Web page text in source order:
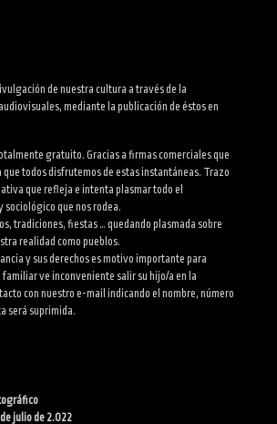
de nuestra cultura a través de la
mediante la publicación de éstos en
gratuito. Gracias a firmas comerciales que
que todos disfrutemos de estas instantáneas. Trazo
que refleja e intenta plasmar todo el
que nos rodea.
tradiciones, fiestas … quedando plasmada sobre
realidad como pueblos.
y sus derechos es motivo importante para
ve inconveniente salir su hijo/a en la
con nuestro e-mail indicando el nombre, número
será suprimida.
julio de 2.022